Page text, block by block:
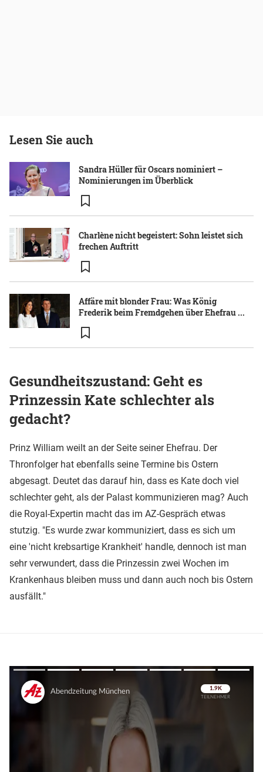
Lesen Sie auch
Sandra Hüller für Oscars nominiert –
Nominierungen im Überblick
Charlène nicht begeistert: Sohn leistet sich
frechen Auftritt
Affäre mit blonder Frau: Was König
Frederik beim Fremdgehen über Ehefrau ...
Gesundheitszustand: Geht es
Prinzessin Kate schlechter als
gedacht?
Prinz William weilt an der Seite seiner Ehefrau. Der
Thronfolger hat ebenfalls seine Termine bis Ostern
abgesagt. Deutet das darauf hin, dass es Kate doch viel
schlechter geht, als der Palast kommunizieren mag? Auch
die Royal-Expertin macht das im AZ-Gespräch etwas
stutzig. "Es wurde zwar kommuniziert, dass es sich um
eine 'nicht krebsartige Krankheit' handle, dennoch ist man
sehr verwundert, dass die Prinzessin zwei Wochen im
Krankenhaus bleiben muss und dann auch noch bis Ostern
ausfällt."
Überspringen